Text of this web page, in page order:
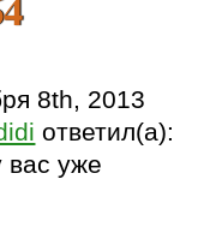
8th, 2013
ответил(а):
вас уже